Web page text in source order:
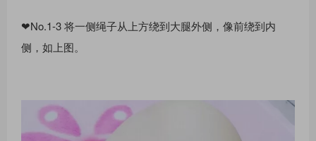
❤No.1-3 将⼀侧绳⼦从上⽅绕到⼤腿外侧，像前绕到内
侧，如上图。